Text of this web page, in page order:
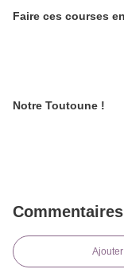
Faire ces courses
Notre Toutoune !
Commentaires